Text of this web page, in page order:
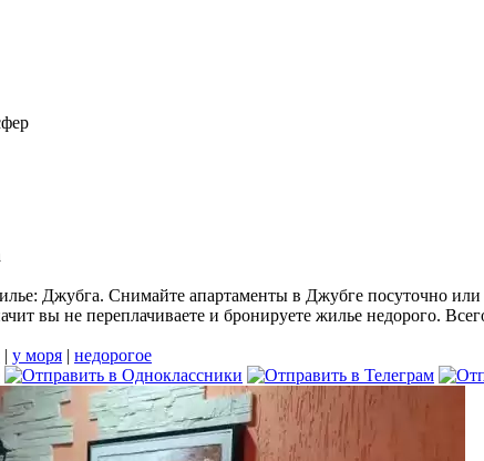
Джубга. Снимайте апартаменты в Джубге посуточно
вы не переплачиваете и бронируете жилье недорого.
| у моря | недорогое